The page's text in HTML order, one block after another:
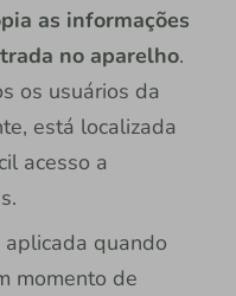
as informações
no aparelho.
os usuários da
está localizada
acesso a
quando
momento de